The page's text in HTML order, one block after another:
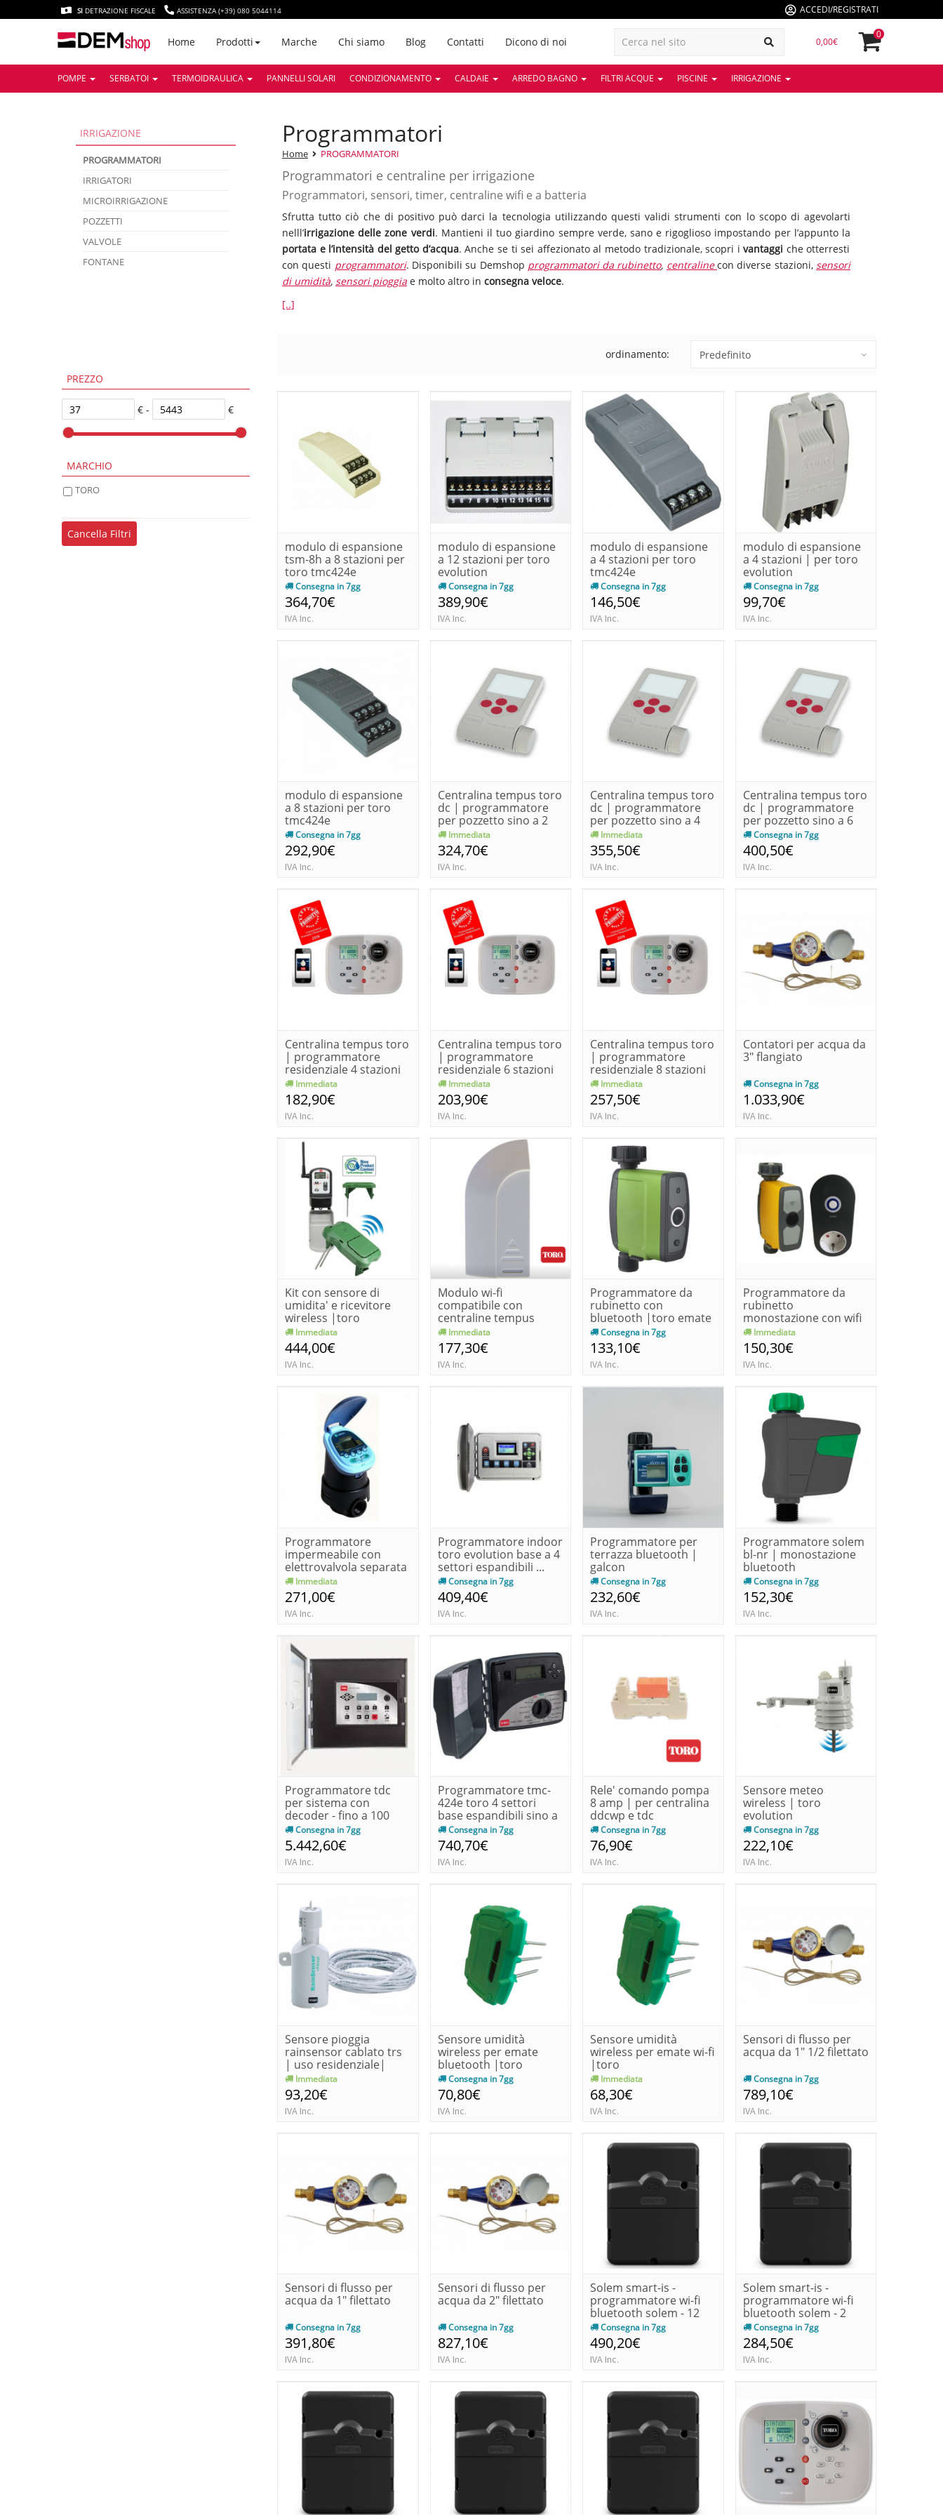
SI DETRAZIONE FISCALE ASSISTENZA (+39) 080 5044114 ACCEDI/REGISTRATI
Home Prodotti Marche Chi siamo Blog Contatti Dicono di noi 0,00€
0
POMPE SERBATOI TERMOIDRAULICA PANNELLI SOLARI CONDIZIONAMENTO CALDAIE ARREDO BAGNO FILTRI ACQUE PISCINE IRRIGAZIONE
IRRIGAZIONE
PROGRAMMATORI
IRRIGATORI
MICROIRRIGAZIONE
POZZETTI
VALVOLE
FONTANE
PREZZO
€ - €
MARCHIO
TORO
Cancella Filtri
programmatori
Home PROGRAMMATORI
Programmatori e centraline per irrigazione
Programmatori, sensori, timer, centraline wifi e a batteria
Sfrutta tutto ciò che di positivo può darci la tecnologia utilizzando questi validi strumenti con lo scopo di agevolarti
nelll’irrigazione delle zone verdi. Mantieni il tuo giardino sempre verde, sano e rigoglioso impostando per l’appunto la
portata e l’intensità del getto d’acqua. Anche se ti sei affezionato al metodo tradizionale, scopri ivantaggi che otterresti
con questi programmatori. Disponibili su Demshop programmatori da rubinetto, centraline con diverse stazioni, sensori
di umidità, sensori pioggia e molto altro in consegna veloce.
[..]
ordinamento:
modulo di espansione
tsm-8h a 8 stazioni per
toro tmc424e
Consegna in 7gg
364,70€
IVA Inc.
modulo di espansione
a 12 stazioni per toro
evolution
Consegna in 7gg
389,90€
IVA Inc.
modulo di espansione
a 4 stazioni per toro
tmc424e
Consegna in 7gg
146,50€
IVA Inc.
modulo di espansione
a 4 stazioni | per toro
evolution
Consegna in 7gg
99,70€
IVA Inc.
modulo di espansione
a 8 stazioni per toro
tmc424e
Consegna in 7gg
292,90€
IVA Inc.
Centralina tempus toro
dc | programmatore
per pozzetto sino a 2
z...Immediata
324,70€
IVA Inc.
Centralina tempus toro
dc | programmatore
per pozzetto sino a 4
z...Immediata
355,50€
IVA Inc.
Centralina tempus toro
dc | programmatore
per pozzetto sino a 6
z...Consegna in 7gg
400,50€
IVA Inc.
Centralina tempus toro
| programmatore
residenziale 4 stazioni
Immediata
182,90€
IVA Inc.
Centralina tempus toro
| programmatore
residenziale 6 stazioni
Immediata
203,90€
IVA Inc.
Centralina tempus toro
| programmatore
residenziale 8 stazioni
Immediata
257,50€
IVA Inc.
Contatori per acqua da
3" flangiato
Consegna in 7gg
1.033,90€
IVA Inc.
Kit con sensore di
umidita' e ricevitore
wireless |toro
Immediata
444,00€
IVA Inc.
Modulo wi-fi
compatibile con
centraline tempus
|toro
Immediata
177,30€
IVA Inc.
Programmatore da
rubinetto con
bluetooth |toro emate
Consegna in 7gg
133,10€
IVA Inc.
Programmatore da
rubinetto
monostazione con wifi
inclusa hub|toro...
Immediata
150,30€
IVA Inc.
Programmatore
impermeabile con
elettrovalvola separata
Immediata
271,00€
IVA Inc.
Programmatore indoor
toro evolution base a 4
settori espandibili ...
Consegna in 7gg
409,40€
IVA Inc.
Programmatore per
terrazza bluetooth |
galcon
Consegna in 7gg
232,60€
IVA Inc.
Programmatore solem
bl-nr | monostazione
bluetooth
Consegna in 7gg
152,30€
IVA Inc.
Programmatore tdc
per sistema con
decoder - fino a 100
settori
Consegna in 7gg
5.442,60€
IVA Inc.
Programmatore tmc-
424e toro 4 settori
base espandibili sino a
24 ...
Consegna in 7gg
740,70€
IVA Inc.
Rele' comando pompa
8 amp | per centralina
ddcwp e tdc
Consegna in 7gg
76,90€
IVA Inc.
Sensore meteo
wireless | toro
evolution
Consegna in 7gg
222,10€
IVA Inc.
Sensore pioggia
rainsensor cablato trs
| uso residenziale|
toroImmediata
93,20€
IVA Inc.
Sensore umidità
wireless per emate
bluetooth |toro
Consegna in 7gg
70,80€
IVA Inc.
Sensore umidità
wireless per emate wi-fi
|toro
Immediata
68,30€
IVA Inc.
Sensori di flusso per
acqua da 1" 1/2 filettato
Consegna in 7gg
789,10€
IVA Inc.
Sensori di flusso per
acqua da 1" filettato
Consegna in 7gg
391,80€
IVA Inc.
Sensori di flusso per
acqua da 2" filettato
Consegna in 7gg
827,10€
IVA Inc.
Solem smart-is -
programmatore wi-fi
bluetooth solem - 12
stazion...
Consegna in 7gg
490,20€
IVA Inc.
Solem smart-is -
programmatore wi-fi
bluetooth solem - 2
stazioni
Consegna in 7gg
284,50€
IVA Inc.